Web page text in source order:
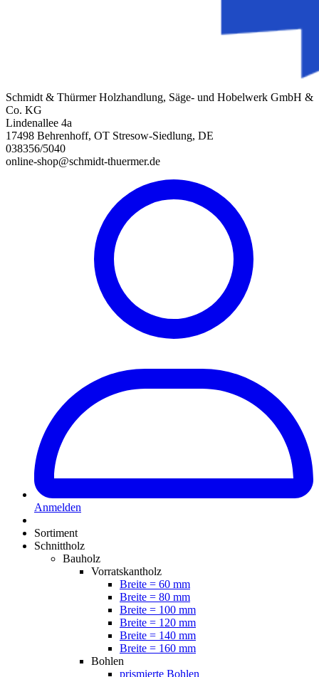
Schmidt & Thürmer Holzhandlung, Säge- und Hobelwerk GmbH &
Co. KG
Lindenallee 4a
17498 Behrenhoff, OT Stresow-Siedlung, DE
038356/5040
online-shop@schmidt-thuermer.de
Anmelden
Sortiment
Schnittholz
Bauholz
Vorratskantholz
Breite = 60 mm
Breite = 80 mm
Breite = 100 mm
Breite = 120 mm
Breite = 140 mm
Breite = 160 mm
Bohlen
prismierte Bohlen